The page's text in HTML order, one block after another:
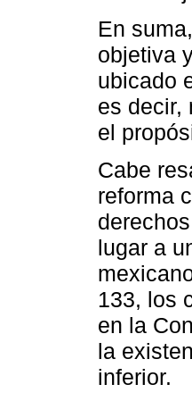
En
objetiva
ubicado
es decir,
el
Cabe
reforma
lugar a
133, los
en la
la
inferior.